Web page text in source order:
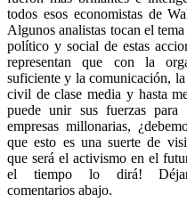
todos esos economistas de
Algunos analistas tocan el
político y social de estas
representan que con la
suficiente y la comunicación, la
civil de clase media y hasta
puede unir sus fuerzas para
empresas millonarias,
que esto es una suerte de
que será el activismo en el
el tiempo lo dirá!
comentarios abajo.